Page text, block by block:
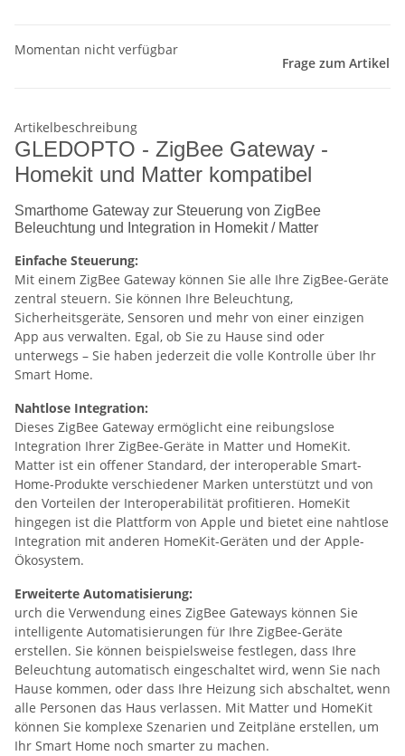
Momentan nicht verfügbar
Frage zum Artikel
Artikelbeschreibung
GLEDOPTO - ZigBee Gateway -
Homekit und Matter kompatibel
Smarthome Gateway zur Steuerung von ZigBee
Beleuchtung und Integration in Homekit / Matter
Einfache Steuerung:
Mit einem ZigBee Gateway können Sie alle Ihre ZigBee-Geräte
zentral steuern. Sie können Ihre Beleuchtung,
Sicherheitsgeräte, Sensoren und mehr von einer einzigen
App aus verwalten. Egal, ob Sie zu Hause sind oder
unterwegs – Sie haben jederzeit die volle Kontrolle über Ihr
Smart Home.
Nahtlose Integration:
Dieses ZigBee Gateway ermöglicht eine reibungslose
Integration Ihrer ZigBee-Geräte in Matter und HomeKit.
Matter ist ein offener Standard, der interoperable Smart-
Home-Produkte verschiedener Marken unterstützt und von
den Vorteilen der Interoperabilität profitieren. HomeKit
hingegen ist die Plattform von Apple und bietet eine nahtlose
Integration mit anderen HomeKit-Geräten und der Apple-
Ökosystem.
Erweiterte Automatisierung:
urch die Verwendung eines ZigBee Gateways können Sie
intelligente Automatisierungen für Ihre ZigBee-Geräte
erstellen. Sie können beispielsweise festlegen, dass Ihre
Beleuchtung automatisch eingeschaltet wird, wenn Sie nach
Hause kommen, oder dass Ihre Heizung sich abschaltet, wenn
alle Personen das Haus verlassen. Mit Matter und HomeKit
können Sie komplexe Szenarien und Zeitpläne erstellen, um
Ihr Smart Home noch smarter zu machen.